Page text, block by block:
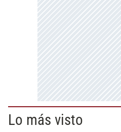
Lo más visto